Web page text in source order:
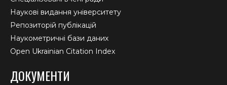
Наукові видання університету
Репозиторій публікацій
Наукометричні бази даних
Open Ukrainian Citation Index
ДОКУМЕНТИ